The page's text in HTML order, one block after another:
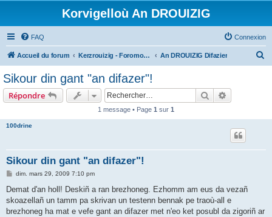
Korvigelloù An DROUIZIG
FAQ Connexion
Accueil du forum Kerzrouizig - Foromoù An Drouizig An DROUIZIG Difazier
Sikour din gant "an difazer"!
Répondre Rechercher
1 message • Page 1 sur 1
100drine
Sikour din gant "an difazer"!
M
s
a
g
dim. mars 29, 2009 7:10 pm
Demat d'an holl! Deskiñ a ran brezhoneg. Ezhomm am eus da vezañ
skoazellañ un tamm pa skrivan un testenn bennak pe traoù-all e
brezhoneg ha mat e vefe gant an difazer met n'eo ket posubl da zigoriñ ar